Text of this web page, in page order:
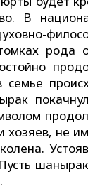
В
рода
хозяев, не